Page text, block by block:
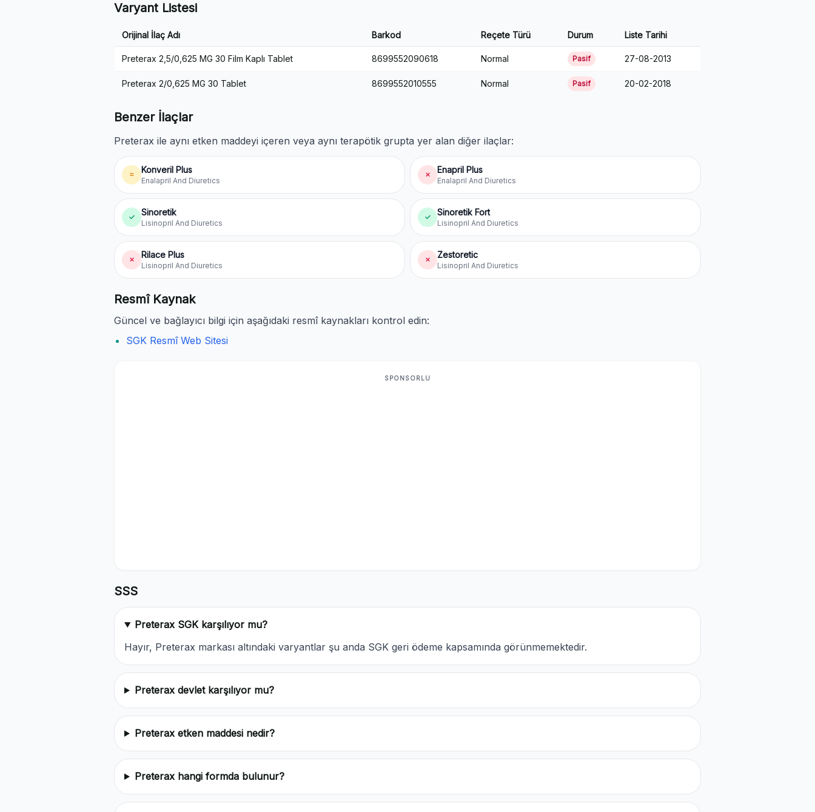
Varyant Listesi
Orijinal İlaç Adı Barkod Reçete Türü Durum Liste Tarihi
Preterax 2,5/0,625 MG 30 Film Kaplı Tablet 8699552090618 Normal Pasif 27-08-2013
Preterax 2/0,625 MG 30 Tablet 8699552010555 Normal Pasif 20-02-2018
Benzer İlaçlar
Preterax ile aynı etken maddeyi içeren veya aynı terapötik grupta yer alan diğer ilaçlar:
≈ Konveril Plus
Enalapril And Diuretics
✗ Enapril Plus
Enalapril And Diuretics
✓ Sinoretik
Lisinopril And Diuretics
✓ Sinoretik Fort
Lisinopril And Diuretics
✗ Rilace Plus
Lisinopril And Diuretics
✗ Zestoretic
Lisinopril And Diuretics
Resmî Kaynak
Güncel ve bağlayıcı bilgi için aşağıdaki resmî kaynakları kontrol edin:
SGK Resmî Web Sitesi
SPONSORLU
SSS
Preterax SGK karşılıyor mu?
Hayır, Preterax markası altındaki varyantlar şu anda SGK geri ödeme kapsamında görünmemektedir.
Preterax devlet karşılıyor mu?
Preterax etken maddesi nedir?
Preterax hangi formda bulunur?